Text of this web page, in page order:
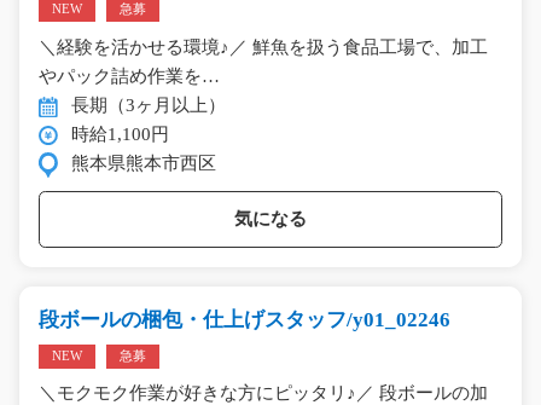
NEW 急募
＼経験を活かせる環境♪／ 鮮魚を扱う食品工場で、加工
やパック詰め作業を…
長期（3ヶ月以上）
時給1,100円
熊本県熊本市西区
気になる
段ボールの梱包・仕上げスタッフ/y01_02246
NEW 急募
＼モクモク作業が好きな方にピッタリ♪／ 段ボールの加